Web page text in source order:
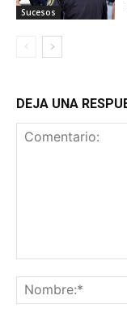
Sucesos
DEJA UNA